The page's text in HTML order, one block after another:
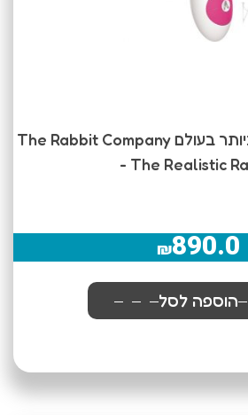
ויברטור נטען החזק ביותר בעולם The Rabbit Company
- The Realistic
₪890.0
הוספה לסל